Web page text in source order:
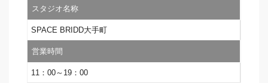
スタジオ名称
SPACE BRIDD大手町
営業時間
11：00～19：00